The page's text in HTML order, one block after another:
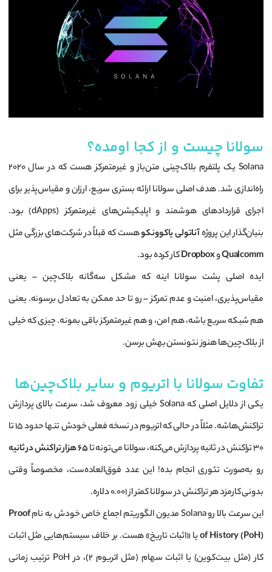
سولانا چیست و از کجا اومده؟
Solana یک پلتفرم بلاک‌چینی متن‌باز و غیرمتمرکز هست که در سال ۲۰۲۰
راه‌اندازی شد. هدف اصلی سولانا ارائه بستری سریع، ارزان و مقیاس‌پذیر برای
اجرای قراردادهای هوشمند و اپلیکیشن‌های غیرمتمرکز (dApps) بود.
بنیان‌گذار این پروژهآناتولی یاکوونکوهست که قبلاً در شرکت‌های بزرگی مثل
QualcommوDropboxکار کرده بود.
ایده اصلی پشت سولانا اینه که مشکل سه‌گانه بلاک‌چین – یعنی
مقیاس‌پذیری، امنیت و عدم تمرکز – رو تا حد ممکن به تعادل برسونه. یعنی
هم شبکه سریع باشه، هم امن، و هم غیرمتمرکز باقی بمونه. چیزی که خیلی
از بلاک‌چین‌ها هنوز نتونستن بهش برسن.
تفاوت سولانا با اتریوم و سایر بلاک‌چین‌ها
یکی از دلایل اصلی که Solana خیلی زود معروف شد، سرعت بالای پردازش
تراکنش‌هاشه. مثلاً در حالی که اتریوم در نسخه فعلی خودش تنها حدود ۱۵ تا
۳۰ تراکنش در ثانیه پردازش می‌کنه، سولانا می‌تونه تا
۶۵ هزار تراکنش در ثانیه
رو به‌صورت تئوری انجام بده! این عدد فوق‌العاده‌ست، مخصوصاً وقتی
بدونی کارمزد هر تراکنش در سولانا کمتر از ۰.۰۰۱ دلاره.
این سرعت بالا رو Solana مدیون الگوریتم اجماع خاص خودش به نام
Proof
of History (PoH)یا «اثبات تاریخ» هست. بر خلاف سیستم‌هایی مثل اثبات
کار (مثل بیت‌کوین) یا اثبات سهام (مثل اتریوم ۲)، در PoH ترتیب زمانی